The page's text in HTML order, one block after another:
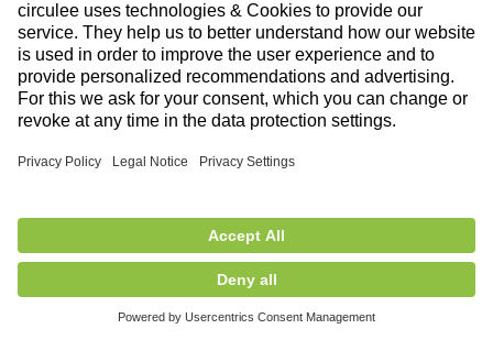
+ shipping fee of5,90 €
Add to Cart
Follow us on our journey
Rewarded by